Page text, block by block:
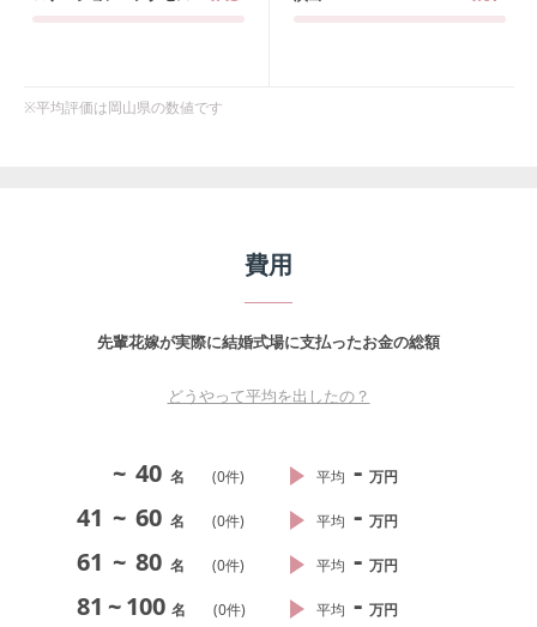
※平均評価は岡山県の数値です
費用
先輩花嫁が実際に結婚式場に支払ったお金の総額
どうやって平均を出したの？
~ 40 名 (0件) 平均 - 万円
41 ~ 60 名 (0件) 平均 - 万円
61 ~ 80 名 (0件) 平均 - 万円
81 ~100 名 (0件) 平均 - 万円